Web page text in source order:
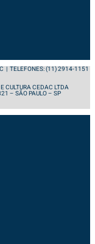
| TELEFONES: (11) 2914-1151
CULTURA CEDAC LTDA
– SÃO PAULO – SP